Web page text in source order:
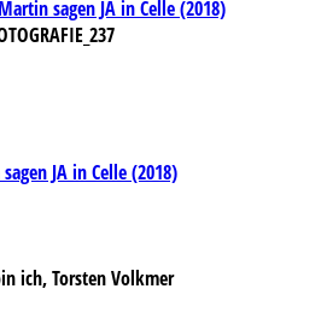
sagen JA in Celle (2018)
JA in Celle (2018)